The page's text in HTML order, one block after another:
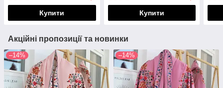
Купити Купити
Акційні пропозиції та новинки
–14% –14%